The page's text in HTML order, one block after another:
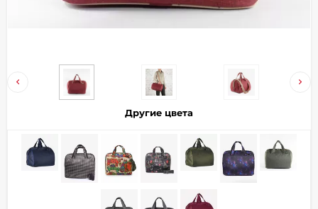
Другие цвета
Оплачивайте сегодня только
Получайте товар
выбранный способом
списыватьсяс вашей карты
по25%каждые 2 недели